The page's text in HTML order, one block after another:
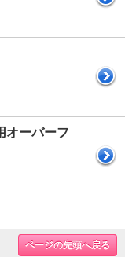
ーバーフ
ページの先頭へ戻る